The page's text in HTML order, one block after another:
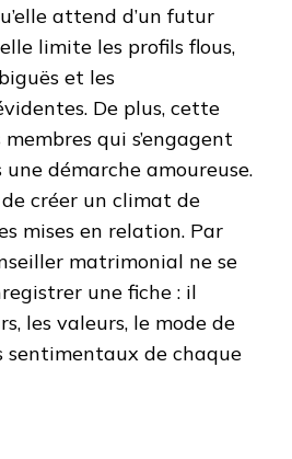
attend d’un futur
limite les profils flous,
et les
De plus, cette
qui s’engagent
démarche amoureuse.
créer un climat de
mises en relation. Par
matrimonial ne se
une fiche : il
les valeurs, le mode de
sentimentaux de chaque